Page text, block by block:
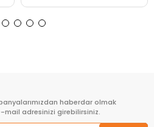
haberdar olmak
mail adresinizi girebilirsiniz.